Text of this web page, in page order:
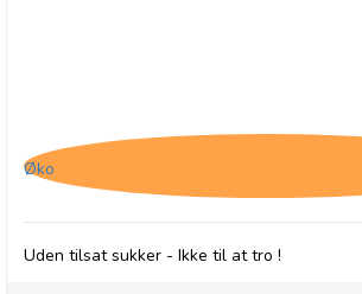
Øko
Uden tilsat sukker - Ikke til at tro !